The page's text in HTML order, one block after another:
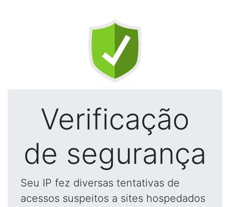
Verificação
de segurança
Seu IP fez diversas tentativas de
acessos suspeitos a sites hospedados